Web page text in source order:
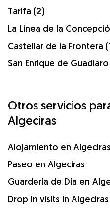
Tarifa (2)
La Linea de la
Castellar de la Frontera
San Enrique de Guadiaro
Otros servicios
Algeciras
Alojamiento en Algeciras
Paseo en Algeciras
Guardería de Día en
Drop in visits in Algeciras